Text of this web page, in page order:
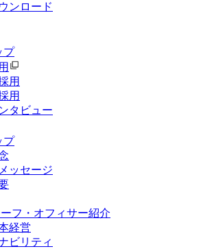
ンロード
プ
用
用
タビュー
プ
ッセージ
フ・オフィサー紹介
経営
ビリティ